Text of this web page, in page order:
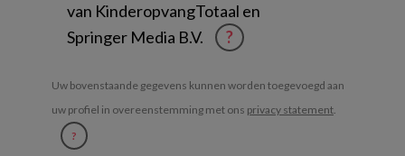
van KinderopvangTotaal en
Springer Media B.V.
?
Uw bovenstaande gegevens kunnen worden toegevoegd aan
uw profiel in overeenstemming met ons privacy statement.
?